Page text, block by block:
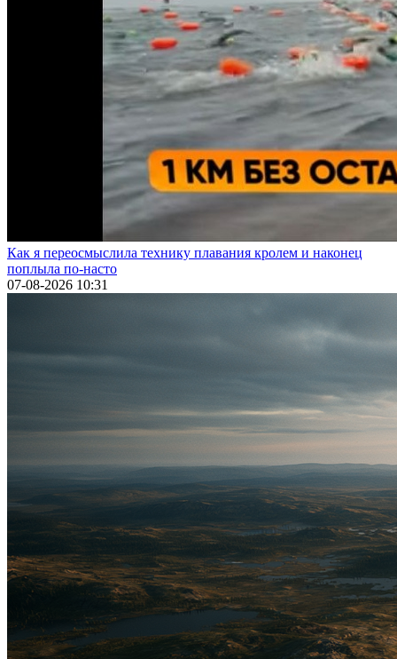
Как я переосмыслила технику плавания кролем и наконец
поплыла по-насто
07-08-2026 10:31